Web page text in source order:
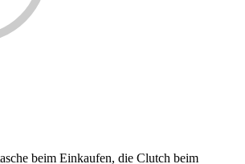
beim Einkaufen, die Clutch beim